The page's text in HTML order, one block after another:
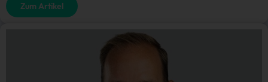
Zum Artikel